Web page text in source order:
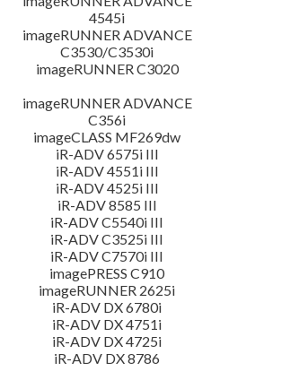
4545i
imageRUNNER ADVANCE
C3530/C3530i
imageRUNNER C3020
imageRUNNER ADVANCE
C356i
imageCLASS MF269dw
iR-ADV 6575i III
iR-ADV 4551i III
iR-ADV 4525i III
iR-ADV 8585 III
iR-ADV C5540i III
iR-ADV C3525i III
iR-ADV C7570i III
imagePRESS C910
imageRUNNER 2625i
iR-ADV DX 6780i
iR-ADV DX 4751i
iR-ADV DX 4725i
iR-ADV DX 8786